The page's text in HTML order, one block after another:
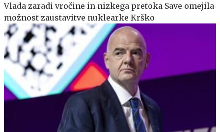
Vlada zaradi vročine in nizkega pretoka Save omejila
možnost zaustavitve nuklearke Krško